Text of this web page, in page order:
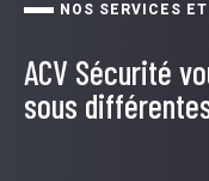
NOS SERVICES
ACV Sécurité
sous